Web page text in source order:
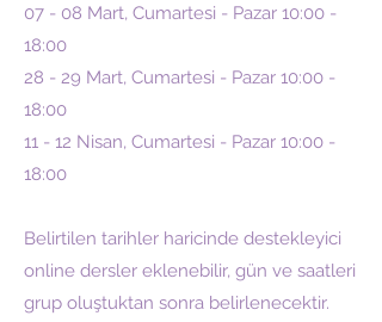
07 - 08 Mart, Cumartesi - Pazar 10:00 -
18:00
28 - 29 Mart, Cumartesi - Pazar 10:00 -
18:00
11 - 12 Nisan, Cumartesi - Pazar 10:00 -
18:00
Belirtilen tarihler haricinde destekleyici
online dersler eklenebilir, gün ve saatleri
grup oluştuktan sonra belirlenecektir.